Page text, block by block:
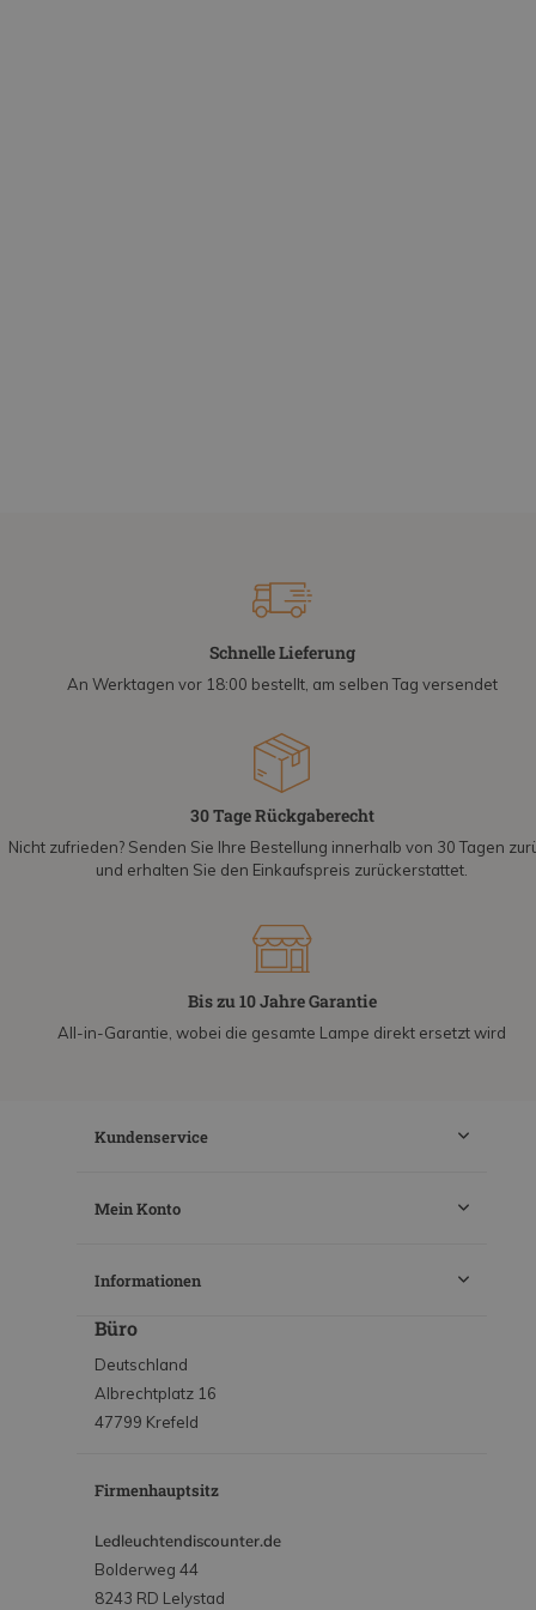
Schnelle Lieferung
An Werktagen vor 18:00 bestellt, am selben Tag versendet
30 Tage Rückgaberecht
Nicht zufrieden? Senden Sie Ihre Bestellung innerhalb von 30 Tagen
und erhalten Sie den Einkaufspreis zurückerstattet.
Bis zu 10 Jahre Garantie
All-in-Garantie, wobei die gesamte Lampe direkt ersetzt wird
Kundenservice
Mein Konto
Informationen
Büro
Deutschland
Albrechtplatz 16
47799 Krefeld
Firmenhauptsitz
Ledleuchtendiscounter.de
Bolderweg 44
8243 RD Lelystad